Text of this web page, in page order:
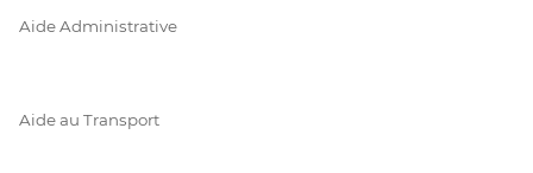
Aide Administrative
Aide au Transport